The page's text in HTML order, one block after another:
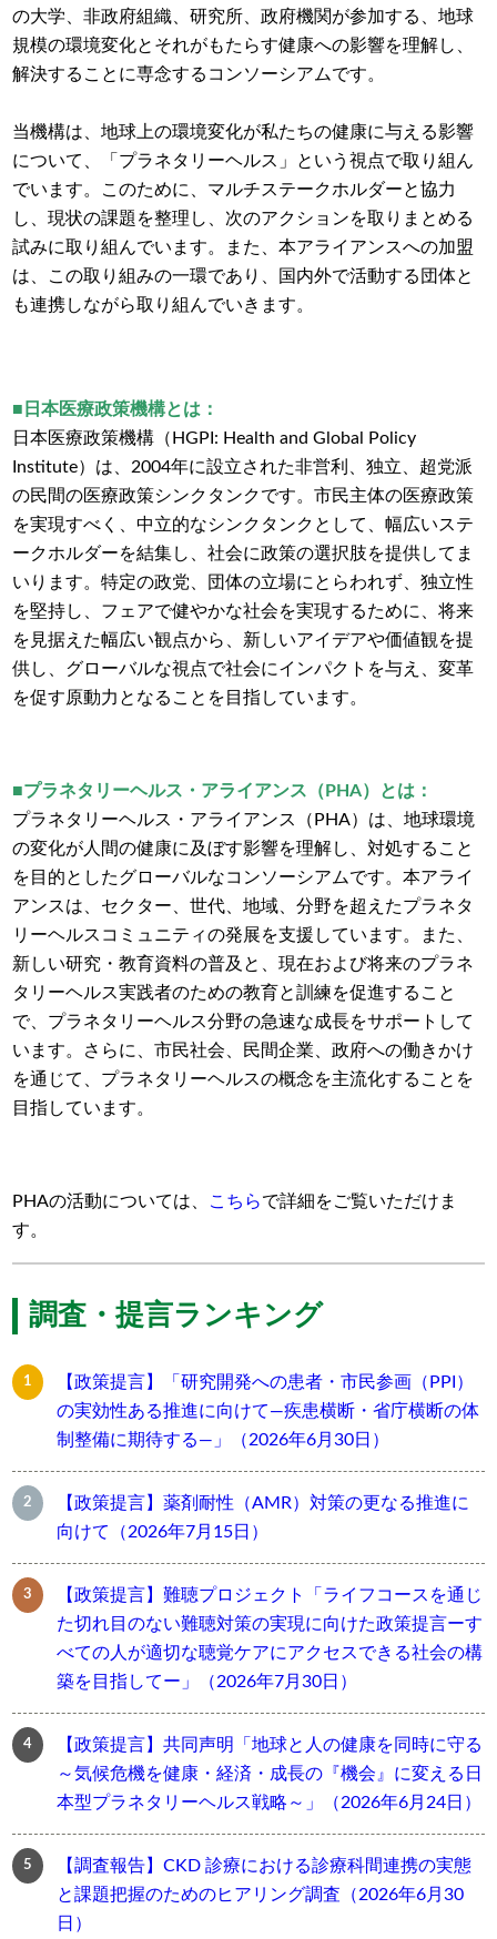
の大学、非政府組織、研究所、政府機関が参加する、地球
規模の環境変化とそれがもたらす健康への影響を理解し、
解決することに専念するコンソーシアムです。
当機構は、地球上の環境変化が私たちの健康に与える影響
について、「プラネタリーヘルス」という視点で取り組ん
でいます。このために、マルチステークホルダーと協力
し、現状の課題を整理し、次のアクションを取りまとめる
試みに取り組んでいます。また、本アライアンスへの加盟
は、この取り組みの一環であり、国内外で活動する団体と
も連携しながら取り組んでいきます。
■日本医療政策機構とは：
日本医療政策機構（HGPI: Health and Global Policy
Institute）は、2004年に設立された非営利、独立、超党派
の民間の医療政策シンクタンクです。市民主体の医療政策
を実現すべく、中立的なシンクタンクとして、幅広いステ
ークホルダーを結集し、社会に政策の選択肢を提供してま
いります。特定の政党、団体の立場にとらわれず、独立性
を堅持し、フェアで健やかな社会を実現するために、将来
を見据えた幅広い観点から、新しいアイデアや価値観を提
供し、グローバルな視点で社会にインパクトを与え、変革
を促す原動力となることを目指しています。
■プラネタリーヘルス・アライアンス（PHA）とは：
プラネタリーヘルス・アライアンス（PHA）は、地球環境
の変化が人間の健康に及ぼす影響を理解し、対処すること
を目的としたグローバルなコンソーシアムです。本アライ
アンスは、セクター、世代、地域、分野を超えたプラネタ
リーヘルスコミュニティの発展を支援しています。また、
新しい研究・教育資料の普及と、現在および将来のプラネ
タリーヘルス実践者のための教育と訓練を促進すること
で、プラネタリーヘルス分野の急速な成長をサポートして
います。さらに、市民社会、民間企業、政府への働きかけ
を通じて、プラネタリーヘルスの概念を主流化することを
目指しています。
PHAの活動については、 こちらで詳細をご覧いただけま
す。
調査・提言ランキング
【政策提言】「研究開発への患者・市民参画（PPI）
の実効性ある推進に向けて―疾患横断・省庁横断の体
制整備に期待する―」（2026年6月30日）
【政策提言】薬剤耐性（AMR）対策の更なる推進に
向けて（2026年7月15日）
【政策提言】難聴プロジェクト「ライフコースを通じ
た切れ目のない難聴対策の実現に向けた政策提言ーす
べての人が適切な聴覚ケアにアクセスできる社会の構
築を目指してー」（2026年7月30日）
【政策提言】共同声明「地球と人の健康を同時に守る
～気候危機を健康・経済・成長の『機会』に変える日
本型プラネタリーヘルス戦略～」（2026年6月24日）
【調査報告】CKD 診療における診療科間連携の実態
と課題把握のためのヒアリング調査（2026年6月30
日）